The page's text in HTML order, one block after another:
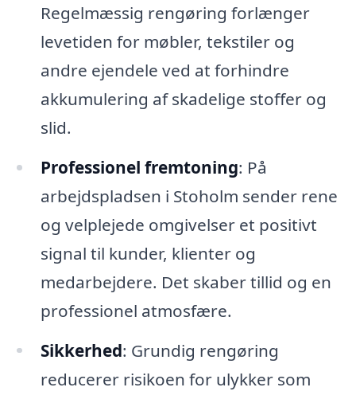
Regelmæssig rengøring forlænger
levetiden for møbler, tekstiler og
andre ejendele ved at forhindre
akkumulering af skadelige stoffer og
slid.
Professionel fremtoning: På
arbejdspladsen i Stoholm sender rene
og velplejede omgivelser et positivt
signal til kunder, klienter og
medarbejdere. Det skaber tillid og en
professionel atmosfære.
Sikkerhed: Grundig rengøring
reducerer risikoen for ulykker som